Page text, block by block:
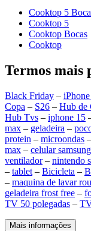
Cooktop 5
Cooktop 5
Cooktop Bocas
Cooktop
Termos mais
Black Friday –
Copa – S26 – Hub de
Hub Tvs – iphone 15
max – geladeira –
protein – microondas –
max – celular samsung
ventilador– nintendo
– tablet – Bicicleta –
– maquina de lavar
geladeira frost free –
TV 50 polegadas –
Mais informações